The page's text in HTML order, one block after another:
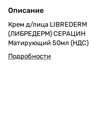
Описание
Крем д/лица LIBREDERM
(ЛИБРЕДЕРМ) СЕРАЦИН
Матирующий 50мл (НДС)
Подробности